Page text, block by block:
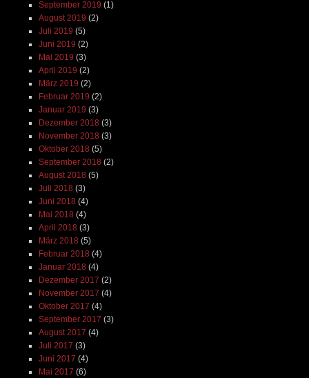
September 2019 (1)
August 2019 (2)
Juli 2019 (5)
Juni 2019 (2)
Mai 2019 (3)
April 2019 (2)
März 2019 (2)
Februar 2019 (2)
Januar 2019 (3)
Dezember 2018 (3)
November 2018 (3)
Oktober 2018 (5)
September 2018 (2)
August 2018 (5)
Juli 2018 (3)
Juni 2018 (4)
Mai 2018 (4)
April 2018 (3)
März 2018 (5)
Februar 2018 (4)
Januar 2018 (4)
Dezember 2017 (2)
November 2017 (4)
Oktober 2017 (4)
September 2017 (3)
August 2017 (4)
Juli 2017 (3)
Juni 2017 (4)
Mai 2017 (6)